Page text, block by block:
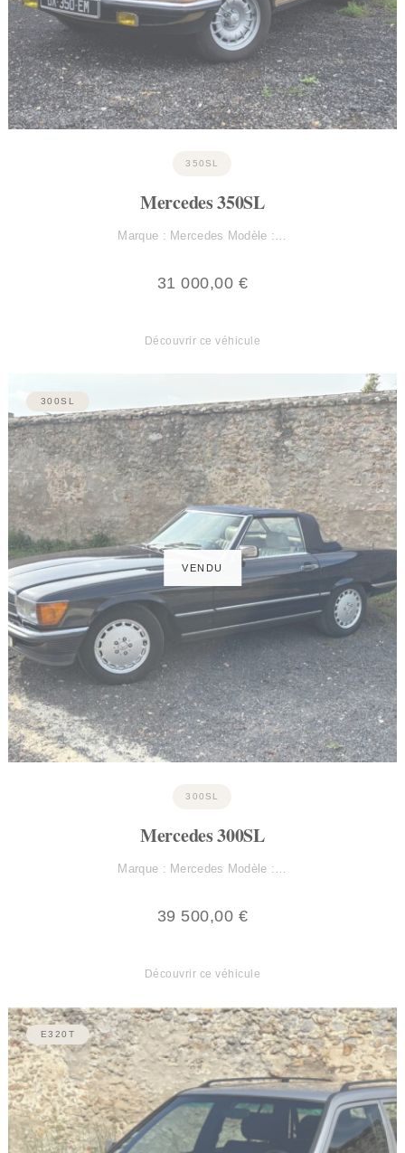
350SL
Mercedes 350SL
Marque : Mercedes Modèle :…
31 000,00 €
Découvrir ce véhicule
300SL
300SL
Mercedes 300SL
Marque : Mercedes Modèle :…
39 500,00 €
Découvrir ce véhicule
E320T